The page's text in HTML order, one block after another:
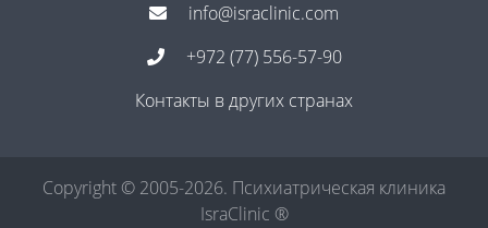
info@israclinic.com
+972 (77) 556-57-90
Контакты в других странах
Copyright © 2005-2026. Психиатрическая клиника
IsraClinic ®